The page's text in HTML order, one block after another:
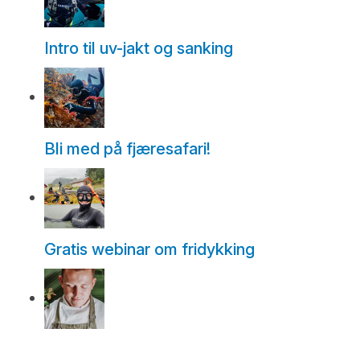
Intro til uv-jakt og sanking
Bli med på fjæresafari!
Gratis webinar om fridykking